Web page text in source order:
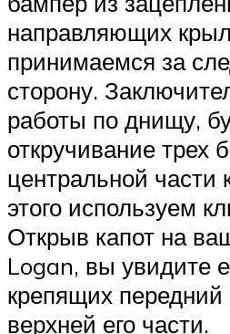
направляющих
принимаемся за
сторону.
работы по днищу,
откручивание трех
центральной части
этого используем
Открыв капот на
Logan, вы увидите
крепящих
верхней его части.